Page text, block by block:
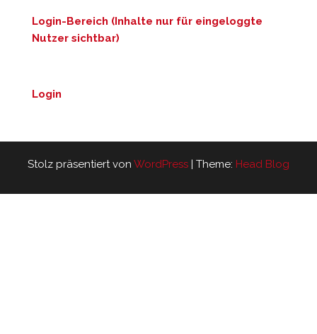
Login-Bereich (Inhalte nur für eingeloggte
Nutzer sichtbar)
Login
Stolz präsentiert von WordPress Theme: Head Blog